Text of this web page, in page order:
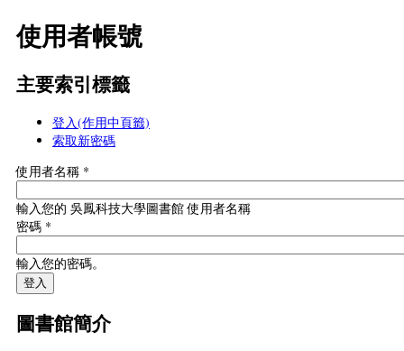
使用者帳號
主要索引標籤
登入(作用中頁籤)
索取新密碼
使用者名稱 *
輸入您的 吳鳳科技大學圖書館 使用者名稱
密碼 *
輸入您的密碼。
圖書館簡介